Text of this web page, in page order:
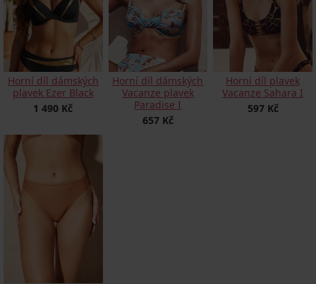
Horní díl dámských
plavek Ezer Black
1 490 Kč
Horní díl dámských
Vacanze plavek
Paradise I
657 Kč
Horní díl plavek
Vacanze Sahara I
597 Kč